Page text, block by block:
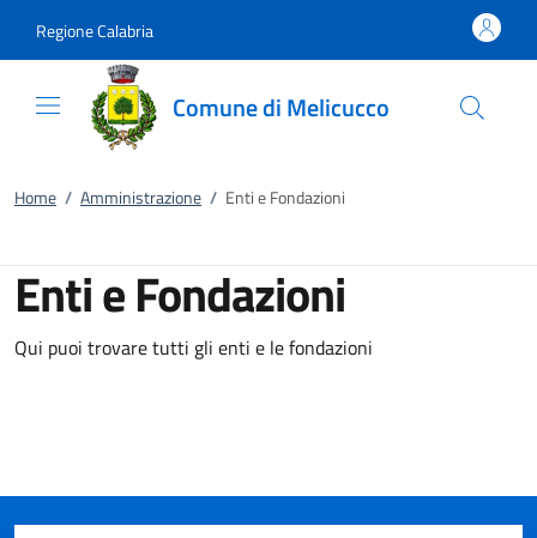
Regione Calabria
Comune di Melicucco
Home / Amministrazione / Enti e Fondazioni
Enti e Fondazioni
Qui puoi trovare tutti gli enti e le fondazioni